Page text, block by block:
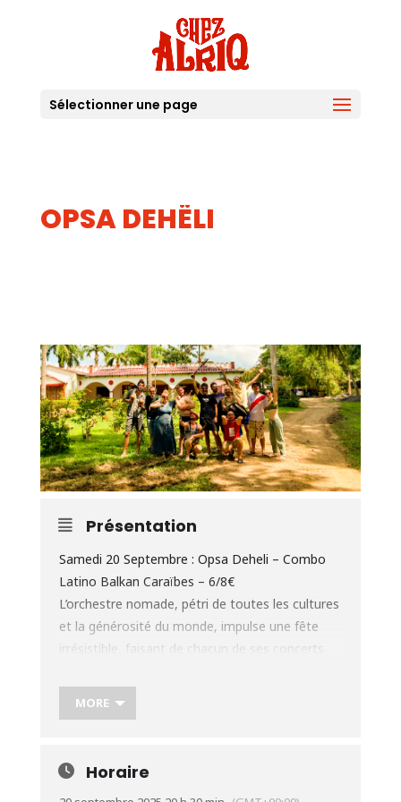
Sélectionner une page
OPSA DEHËLI
Présentation
Samedi 20 Septembre : Opsa Deheli – Combo
Latino Balkan Caraïbes – 6/8€
L’orchestre nomade, pétri de toutes les cultures
et la générosité du monde, impulse une fête
irrésistible, faisant de chacun de ses concerts
toutes les musiques du monde qui s’en
échappent et s’enflamment le temps d’une
MORE
Horaire